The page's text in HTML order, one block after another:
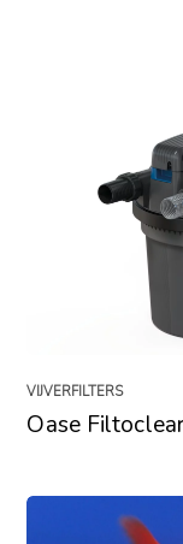
VIJVERFILTERS
Oase